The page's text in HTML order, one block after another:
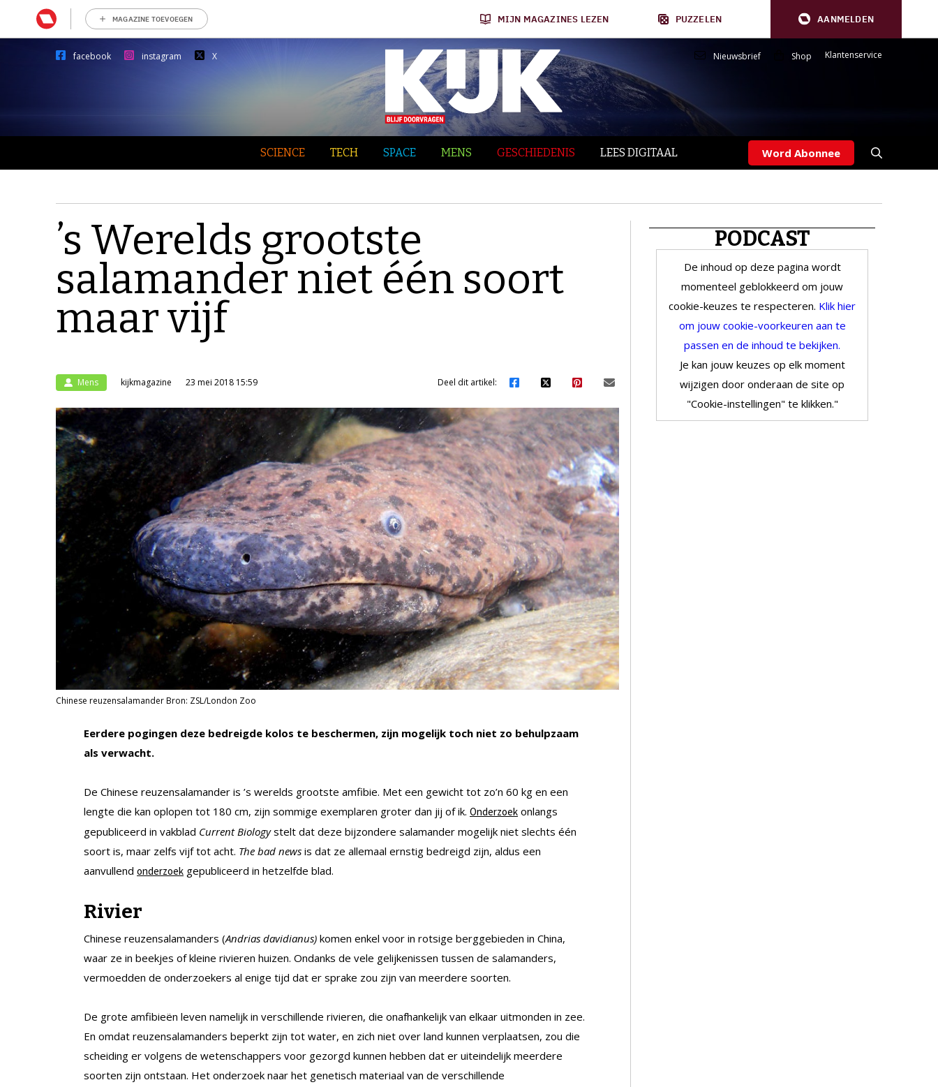
MAGAZINE TOEVOEGEN MIJN MAGAZINES LEZEN PUZZELEN AANMELDEN
facebook instagram X Nieuwsbrief Shop Klantenservice
SCIENCE TECH SPACE MENS GESCHIEDENIS LEES DIGITAAL Word Abonnee
’s Werelds grootste
salamander niet één soort
maar vijf
Mens kijkmagazine 23 mei 2018 15:59 Deel dit artikel:
Chinese reuzensalamander Bron: ZSL/London Zoo
Eerdere pogingen deze bedreigde kolos te beschermen, zijn mogelijk toch niet zo behulpzaam
als verwacht.
De Chinese reuzensalamander is ’s werelds grootste amfibie. Met een gewicht tot zo’n 60 kg en een
lengte die kan oplopen tot 180 cm, zijn sommige exemplaren groter dan jij of ik. Onderzoek onlangs
gepubliceerd in vakblad Current Biologystelt dat deze bijzondere salamander mogelijk niet slechts één
soort is, maar zelfs vijf tot acht. The bad news is dat ze allemaal ernstig bedreigd zijn, aldus een
aanvullend onderzoek gepubliceerd in hetzelfde blad.
Rivier
Chinese reuzensalamanders (Andrias davidianus) komen enkel voor in rotsige berggebieden in China,
waar ze in beekjes of kleine rivieren huizen. Ondanks de vele gelijkenissen tussen de salamanders,
vermoedden de onderzoekers al enige tijd dat er sprake zou zijn van meerdere soorten.
De grote amfibieën leven namelijk in verschillende rivieren, die onafhankelijk van elkaar uitmonden in zee.
En omdat reuzensalamanders beperkt zijn tot water, en zich niet over land kunnen verplaatsen, zou die
scheiding er volgens de wetenschappers voor gezorgd kunnen hebben dat er uiteindelijk meerdere
soorten zijn ontstaan. Het onderzoek naar het genetisch materiaal van de verschillende
PODCAST
De inhoud op deze pagina wordt
momenteel geblokkeerd om jouw
cookie-keuzes te respecteren. Klik hier
om jouw cookie-voorkeuren aan te
passen en de inhoud te bekijken.
Je kan jouw keuzes op elk moment
wijzigen door onderaan de site op
"Cookie-instellingen" te klikken."